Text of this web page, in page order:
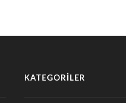
KATEGORİLER